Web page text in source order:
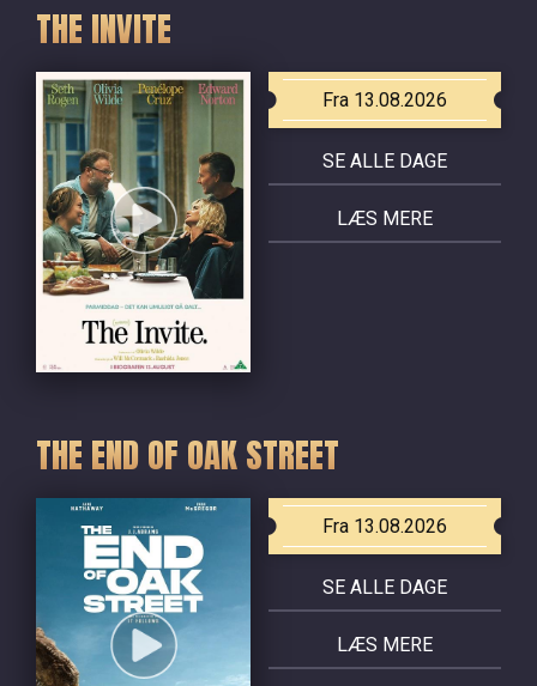
THE INVITE
Fra 13.08.2026
SE ALLE DAGE
LÆS MERE
THE END OF OAK STREET
Fra 13.08.2026
SE ALLE DAGE
LÆS MERE